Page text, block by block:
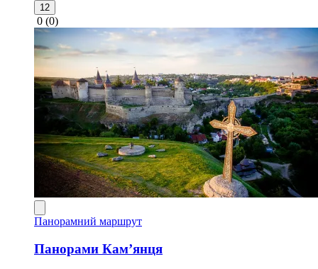
12
0 (0)
Панорамний маршрут
Панорами Кам’янця